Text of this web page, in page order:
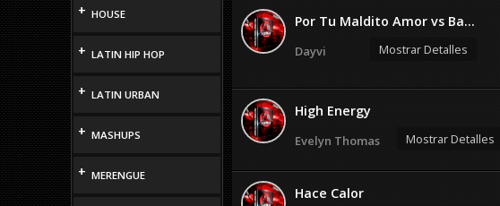
+ HOUSE
+ LATIN HIP HOP
+ LATIN URBAN
+ MASHUPS
+ MERENGUE
Por Tu Maldito Amor vs Ba...
Dayvi Mostrar Detalles
High Energy
Evelyn Thomas Mostrar Detalles
Hace Calor